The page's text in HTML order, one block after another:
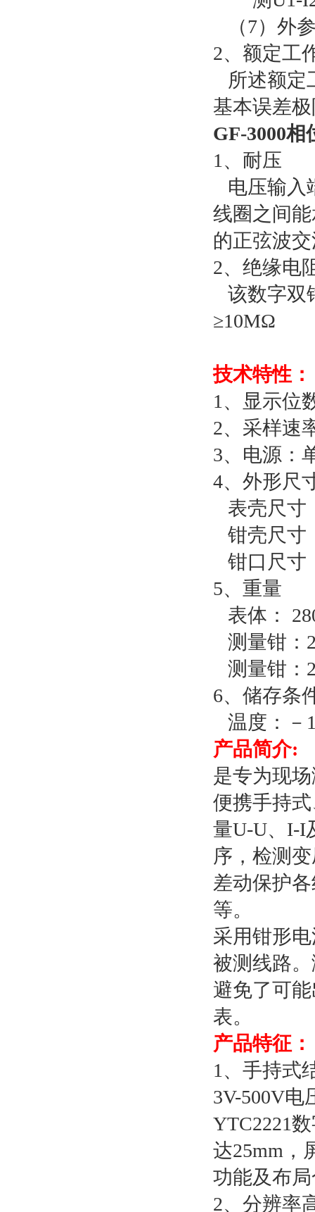
（7）外
2、额定工
所述额定
基本误差
GF-3000
1、耐压
电压输入
线圈之间
的正弦波
2、绝缘电
该数字双
≥10MΩ
技术特性：
1、显示位
2、采样速
3、电源：
4、外形尺
表壳尺寸
钳壳尺寸
钳口尺寸
5、重量
表体：
测量钳：
测量钳：
6、储存条
温度：
产品简介:
是专为现
便携手持
量U-U、I-I
序，检测
差动保护
等。
采用钳形
被测线路
避免了可
表。
产品特征：
1、手持式
3V-500V
YTC2221
达25mm，
功能及布
2、分辨率